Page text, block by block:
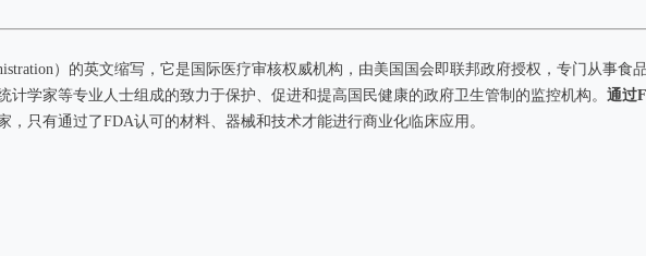
）的英文缩写，它是国际医疗审核权威机构，由美国国会即联邦政府授权，专门从事食
学家等专业人士组成的致力于保护、促进和提高国民健康的政府卫生管制的监控机构。 通过
，只有通过了FDA认可的材料、器械和技术才能进行商业化临床应用。